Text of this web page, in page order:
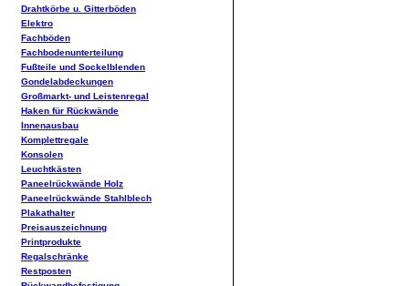
Drahtkörbe u. Gitterböden
Elektro
Fachböden
Fachbodenunterteilung
Fußteile und Sockelblenden
Gondelabdeckungen
Großmarkt- und Leistenregal
Haken für Rückwände
Innenausbau
Komplettregale
Konsolen
Leuchtkästen
Paneelrückwände Holz
Paneelrückwände Stahlblech
Plakathalter
Preisauszeichnung
Printprodukte
Regalschränke
Restposten